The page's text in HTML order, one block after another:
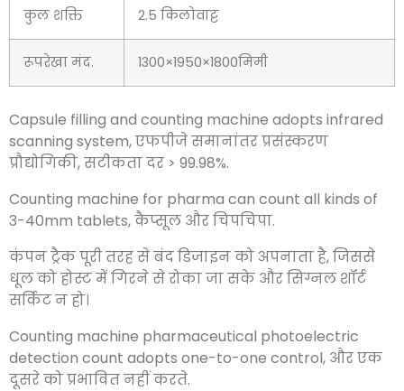
कुल शक्ति 2.5 किलोवाट्ट
रूपरेखा मंद. 1300×1950×1800मिमी
Capsule filling and counting machine adopts infrared
scanning system, एफपीजे समानांतर प्रसंस्करण
प्रौद्योगिकी, सटीकता दर > 99.98%.
Counting machine for pharma can count all kinds of
3-40mm tablets, कैप्सूल और चिपचिपा.
कंपन ट्रैक पूरी तरह से बंद डिजाइन को अपनाता है, जिससे
धूल को होस्ट में गिरने से रोका जा सके और सिग्नल शॉर्ट
सर्किट न हो।
Counting machine pharmaceutical photoelectric
detection count adopts one-to-one control, और एक
दूसरे को प्रभावित नहीं करते.